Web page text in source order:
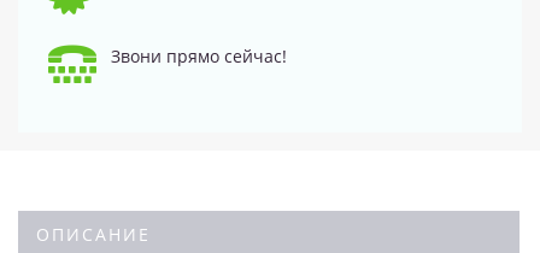
Звони прямо сейчас!
ОПИСАНИЕ